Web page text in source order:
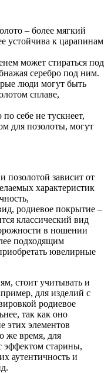
– более мягкий
устойчива к царапинам
может стираться под
серебро под ним.
люди могут быть
сплаве,
себе не тускнеет,
для позолоты, могут
зависит от
характеристик
родиевое покрытие –
классический вид
в ношении
подходящим
ювелирные
стоит учитывать и
для изделий с
родиевое
так как оно
этих элементов
же время, для
эффектом старины,
аутентичность и